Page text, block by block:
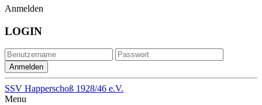
Anmelden
LOGIN
SSV Happerschoß 1928/46 e.V.
Menu